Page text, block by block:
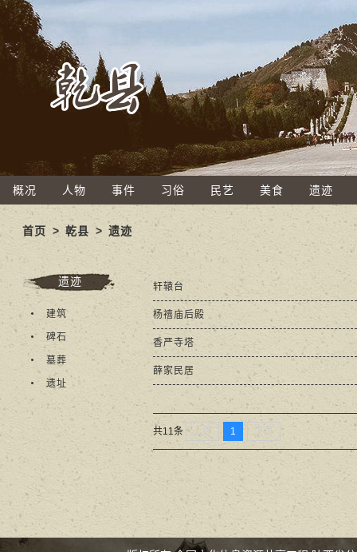
概况 人物 事件 习俗 民艺 美食 遗迹
首页 >乾县 > 遗迹
遗迹
建筑
碑石
墓葬
遗址
轩辕台
杨禧庙后殿
香严寺塔
薛家民居
共11条 上页 1 下页